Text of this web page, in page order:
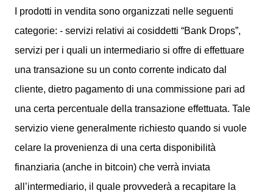
I prodotti in vendita sono organizzati nelle seguenti
categorie: - servizi relativi ai cosiddetti “Bank Drops”,
servizi per i quali un intermediario si offre di effettuare
una transazione su un conto corrente indicato dal
cliente, dietro pagamento di una commissione pari ad
una certa percentuale della transazione effettuata. Tale
servizio viene generalmente richiesto quando si vuole
celare la provenienza di una certa disponibilità
finanziaria (anche in bitcoin) che verrà inviata
all’intermediario, il quale provvederà a recapitare la